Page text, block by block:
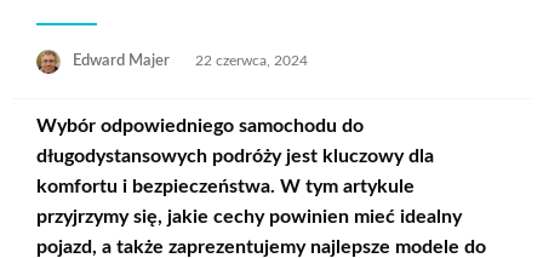
Edward Majer
Opublikowane
22 czerwca, 2024
Wybór odpowiedniego samochodu do
długodystansowych podróży jest kluczowy dla
komfortu i bezpieczeństwa. W tym artykule
przyjrzymy się, jakie cechy powinien mieć idealny
pojazd, a także zaprezentujemy najlepsze modele do